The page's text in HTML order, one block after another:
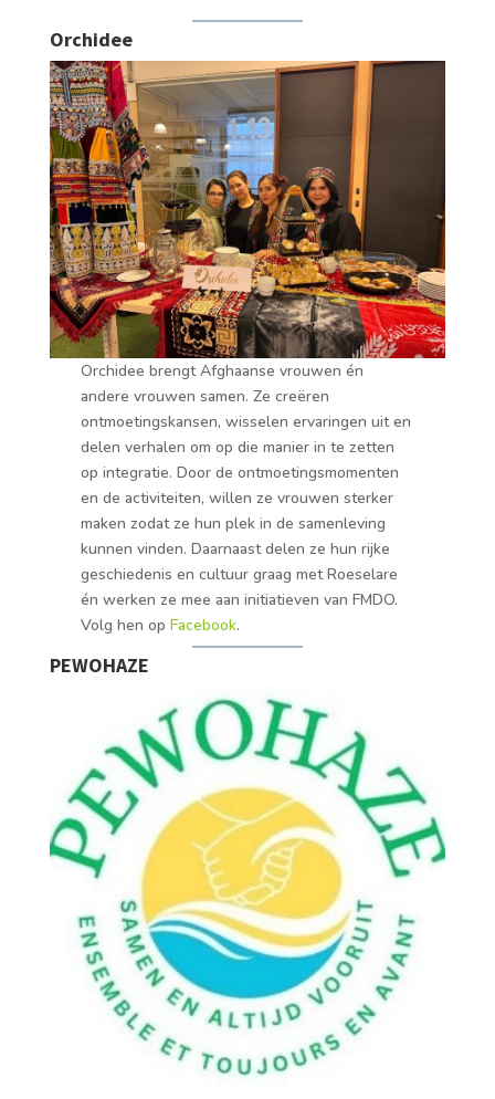
Orchidee
Orchidee brengt Afghaanse vrouwen én
andere vrouwen samen. Ze creëren
ontmoetingskansen, wisselen ervaringen uit en
delen verhalen om op die manier in te zetten
op integratie. Door de ontmoetingsmomenten
en de activiteiten, willen ze vrouwen sterker
maken zodat ze hun plek in de samenleving
kunnen vinden. Daarnaast delen ze hun rijke
geschiedenis en cultuur graag met Roeselare
én werken ze mee aan initiatieven van FMDO.
Volg hen opFacebook.
PEWOHAZE